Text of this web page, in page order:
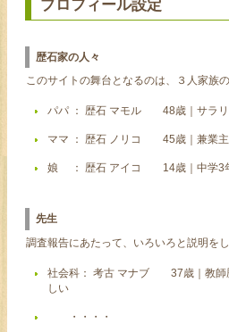
プロフィール設定
歴石家の人々
このサイトの舞台となるのは、３人家族
パパ ： 歴石 マモル 48歳｜サラリ
ママ ： 歴石 ノリコ 45歳｜兼業
娘 ： 歴石 アイコ 14歳｜中学3年
先生
調査報告にあたって、いろいろと説明を
社会科： 考古 マナブ 37歳｜教師
しい
・・・・